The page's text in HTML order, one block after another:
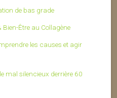
de bas grade
Être au Collagène
les causes et agir
mal silencieux derrière 60